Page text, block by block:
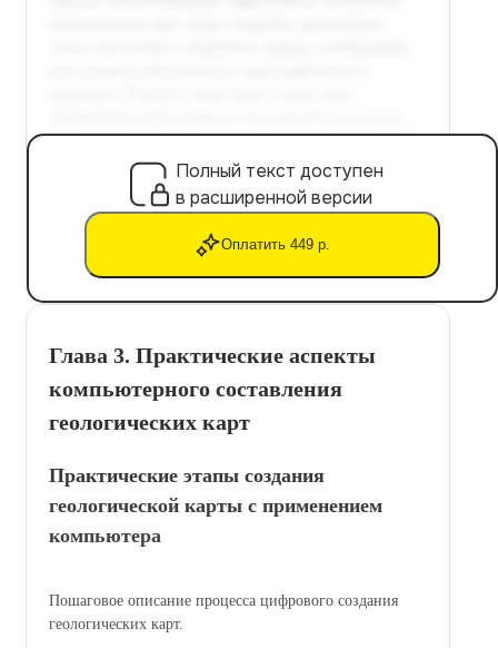
Полный текст доступен
в расширенной версии
Оплатить 449 р.
Глава 3. Практические аспекты
компьютерного составления
геологических карт
Практические этапы создания
геологической карты с применением
компьютера
Пошаговое описание процесса цифрового создания
геологических карт.